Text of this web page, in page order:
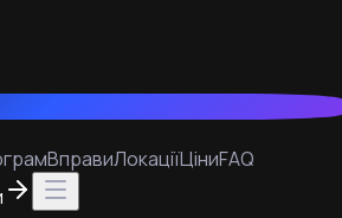
ВправиЛокаціїЦіниFAQ